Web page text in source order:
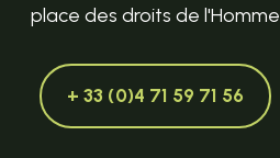
place des droits de l'Homme
+ 33 (0)4 71 59 71 56